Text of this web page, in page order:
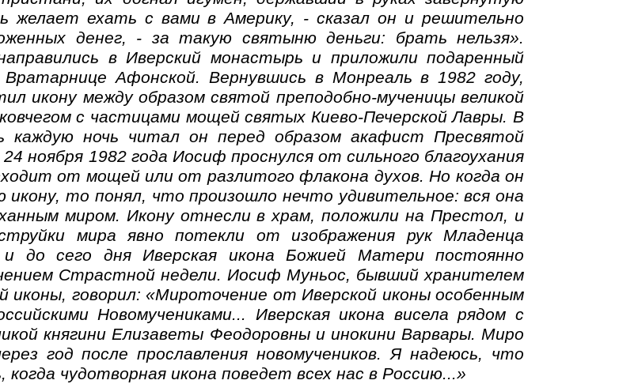
желает ехать с вами в Америку, - сказал он и решительно
денег, - за такую святыню деньги: брать нельзя».
в Иверский монастырь и приложили подаренный
Вратарнице Афонской. Вернувшись в Монреаль в 1982 году,
икону между образом святой преподобно-мученицы великой
с частицами мощей святых Киево-Печерской Лавры. В
каждую ночь читал он перед образом акафист Пресвятой
ноября 1982 года Иосиф проснулся от сильного благоухания
от мощей или от разлитого флакона духов. Но когда он
то понял, что произошло нечто удивительное: вся она
миром. Икону отнесли в храм, положили на Престол, и
мира явно потекли от изображения рук Младенца
до сего дня Иверская икона Божией Матери постоянно
Страстной недели. Иосиф Муньос, бывший хранителем
иконы, говорил: «Мироточение от Иверской иконы особенным
Новомучениками... Иверская икона висела рядом с
княгини Елизаветы Феодоровны и инокини Варвары. Миро
год после прославления новомучеников. Я надеюсь, что
чудотворная икона поведет всех нас в Россию...»